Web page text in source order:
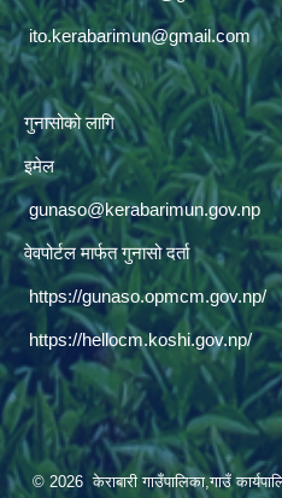
ito.kerabarimun@gmail.com
गुनासोको लागि
इमेल
gunaso@kerabarimun.gov.np
वेवपोर्टल मार्फत गुनासो दर्ता
https://gunaso.opmcm.gov.np/
https://hellocm.koshi.gov.np/
© 2026 केराबारी गाउँपालिका,गाउँ